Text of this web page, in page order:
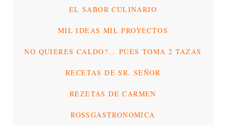
EL SABOR CULINARIO
MIL IDEAS MIL PROYECTOS
NO QUIERES CALDO?... PUES TOMA 2 TAZAS
RECETAS DE SR. SEÑOR
REZETAS DE CARMEN
ROSSGASTRONÓMICA